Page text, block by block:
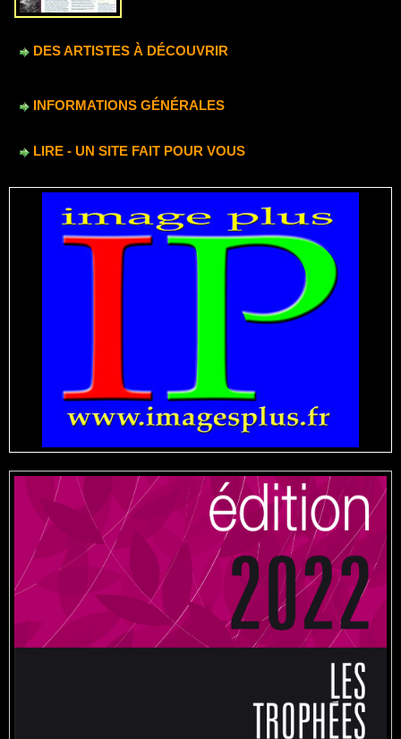
DES ARTISTES À DÉCOUVRIR
INFORMATIONS GÉNÉRALES
LIRE - UN SITE FAIT POUR VOUS